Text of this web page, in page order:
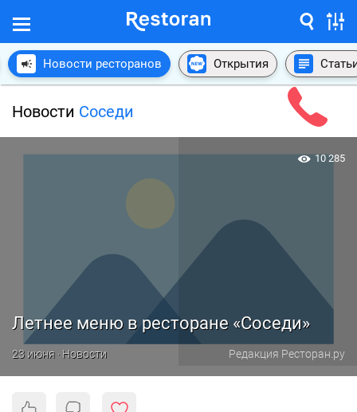
Новости ресторанов Открытия
Новости Соседи
Летнее меню в ресторане «Соседи»
23 июня · Новости Редакция Ресторан.ру
10 285